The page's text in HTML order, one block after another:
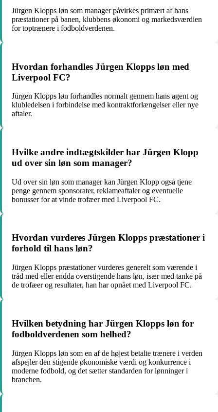
Jürgen Klopps løn som manager påvirkes primært af hans
præstationer på banen, klubbens økonomi og markedsværdien
for toptrænere i fodboldverdenen.
Hvordan forhandles Jürgen Klopps løn med
Liverpool FC?
Jürgen Klopps løn forhandles normalt gennem hans agent og
klubledelsen i forbindelse med kontraktforlængelser eller nye
aftaler.
Hvilke andre indtægtskilder har Jürgen Klopp
ud over sin løn som manager?
Ud over sin løn som manager kan Jürgen Klopp også tjene
penge gennem sponsorater, reklameaftaler og eventuelle
bonusser for at vinde trofæer med Liverpool FC.
Hvordan vurderes Jürgen Klopps præstationer i
forhold til hans løn?
Jürgen Klopps præstationer vurderes generelt som værende i
tråd med eller endda overstigende hans løn, især med tanke på
de trofæer og resultater, han har opnået med Liverpool FC.
Hvilken betydning har Jürgen Klopps løn for
fodboldverdenen som helhed?
Jürgen Klopps løn som en af de højest betalte trænere i verden
afspejler den stigende økonomiske værdi og konkurrence i
moderne fodbold, og det sætter standarden for lønninger i
branchen.